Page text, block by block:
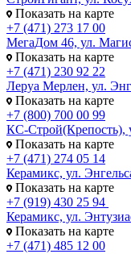
Показать на карте
+7 (471) 273 17 00
МегаДом 46, ул.
Показать на карте
+7 (471) 230 92 22
Леруа Мерлен, ул.
Показать на карте
+7 (800) 700 00 99
КС-Строй(Крепость),
Показать на карте
+7 (471) 274 05 14
Керамикс, ул.
Показать на карте
+7 (919) 430 25 94
Керамикс, ул.
Показать на карте
+7 (471) 485 12 00